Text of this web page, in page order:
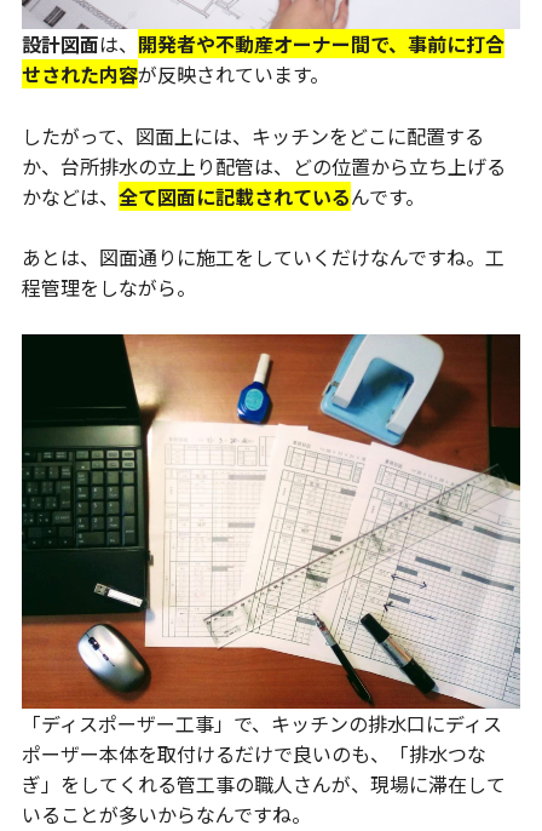
設計図面は、 開発者や不動産オーナー間で、事前に打合
せされた内容が反映されています。
したがって、図面上には、キッチンをどこに配置する
か、台所排水の立上り配管は、どの位置から立ち上げる
かなどは、 全て図面に記載されているんです。
あとは、図面通りに施工をしていくだけなんですね。工
程管理をしながら。
「ディスポーザー工事」で、キッチンの排水口にディス
ポーザー本体を取付けるだけで良いのも、「排水つな
ぎ」をしてくれる管工事の職人さんが、現場に滞在して
いることが多いからなんですね。